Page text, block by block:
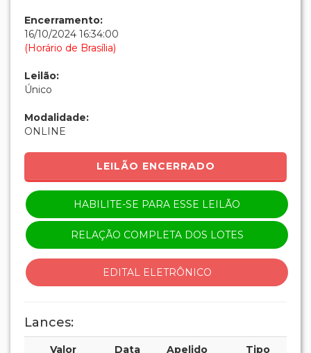
Encerramento:
16/10/2024 16:34:00
(Horário de Brasília)
Leilão:
Único
Modalidade:
ONLINE
LEILÃO ENCERRADO
HABILITE-SE PARA ESSE LEILÃO
RELAÇÃO COMPLETA DOS LOTES
EDITAL ELETRÔNICO
Lances:
Valor Data Apelido Tipo